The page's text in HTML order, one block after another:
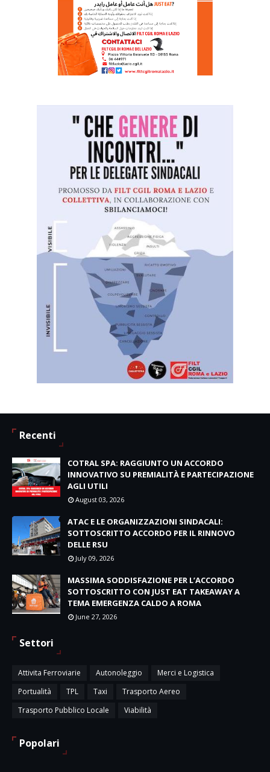
Recenti
COTRAL SPA: RAGGIUNTO UN ACCORDO
INNOVATIVO SU PREMIALITÀ E PARTECIPAZIONE
AGLI UTILI
August 03, 2026
ATAC E LE ORGANIZZAZIONI SINDACALI:
SOTTOSCRITTO ACCORDO PER IL RINNOVO
DELLE RSU
July 09, 2026
MASSIMA SODDISFAZIONE PER L’ACCORDO
SOTTOSCRITTO CON JUST EAT TAKEAWAY A
TEMA EMERGENZA CALDO A ROMA
June 27, 2026
Settori
Attivita Ferroviarie Autonoleggio
Merci e Logistica
Portualità
TPL Taxi
Trasporto Aereo
Trasporto Pubblico Locale
Viabilità
Popolari